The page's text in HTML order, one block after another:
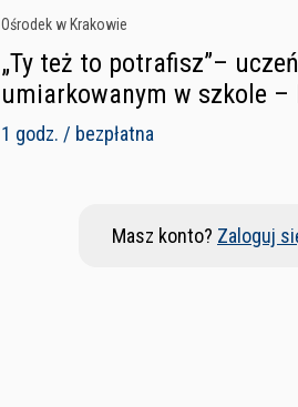
Ośrodek w Krakowie
„Ty też to potrafisz”–
umiarkowanym w szkole
1 godz. / bezpłatna
Masz konto? Zaloguj